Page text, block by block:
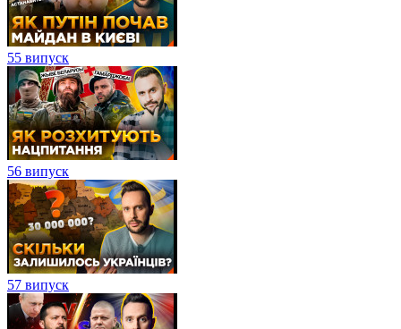
55 випуск
56 випуск
57 випуск